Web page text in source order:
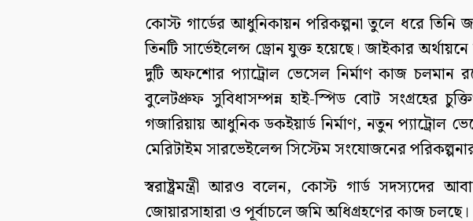
কোস্ট গার্ডের আধুনিকায়ন পরিকল্পনা তুলে ধরে তিনি
তিনটি সার্ভেইলেন্স ড্রোন যুক্ত হয়েছে। জাইকার
দুটি অফশোর প্যাট্রোল ভেসেল নির্মাণ কাজ চলমান
বুলেটপ্রুফ সুবিধাসম্পন্ন হাই-স্পিড বোট সংগ্রহের
গজারিয়ায় আধুনিক ডকইয়ার্ড নির্মাণ, নতুন প্যাট্রোল
মেরিটাইম সারভেইলেন্স সিস্টেম সংযোজনের
স্বরাষ্ট্রমন্ত্রী আরও বলেন, কোস্ট গার্ড সদস্যদের
জোয়ারসাহারা ও পূর্বাচলে জমি অধিগ্রহণের কাজ চলছে।